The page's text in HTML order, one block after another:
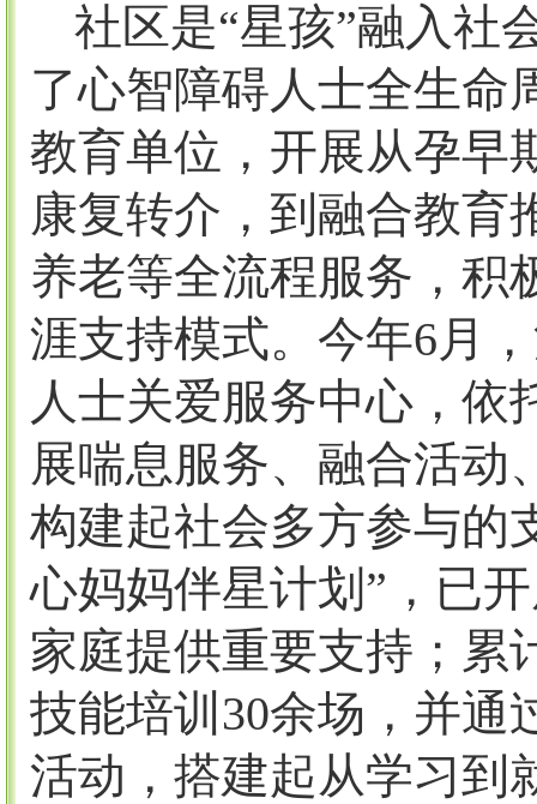
社区是“星孩”融入社
了心智障碍人士全生命
教育单位，开展从孕早
康复转介，到融合教育
养老等全流程服务，积
涯支持模式。今年6月
人士关爱服务中心，依
展喘息服务、融合活动
构建起社会多方参与的
心妈妈伴星计划”，已
家庭提供重要支持；累
技能培训 30余场，并通
活动，搭建起从学习到